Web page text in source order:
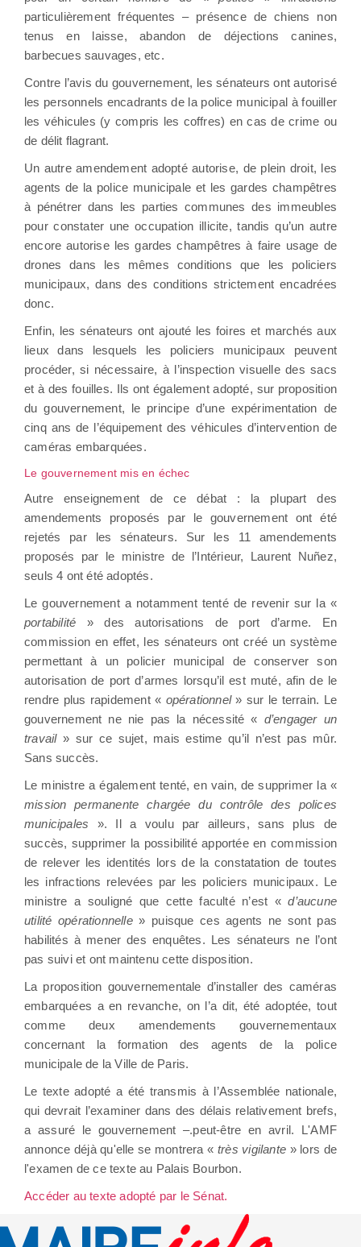
particulièrement fréquentes – présence de chiens non
tenus en laisse, abandon de déjections canines,
barbecues sauvages, etc.
Contre l’avis du gouvernement, les sénateurs ont autorisé
les personnels encadrants de la police municipal à fouiller
les véhicules (y compris les coffres) en cas de crime ou
de délit flagrant.
Un autre amendement adopté autorise, de plein droit, les
agents de la police municipale et les gardes champêtres
à pénétrer dans les parties communes des immeubles
pour constater une occupation illicite, tandis qu’un autre
encore autorise les gardes champêtres à faire usage de
drones dans les mêmes conditions que les policiers
municipaux, dans des conditions strictement encadrées
donc.
Enfin, les sénateurs ont ajouté les foires et marchés aux
lieux dans lesquels les policiers municipaux peuvent
procéder, si nécessaire, à l’inspection visuelle des sacs
et à des fouilles. Ils ont également adopté, sur proposition
du gouvernement, le principe d’une expérimentation de
cinq ans de l’équipement des véhicules d’intervention de
caméras embarquées.
Le gouvernement mis en échec
Autre enseignement de ce débat : la plupart des
amendements proposés par le gouvernement ont été
rejetés par les sénateurs. Sur les 11 amendements
proposés par le ministre de l’Intérieur, Laurent Nuñez,
seuls 4 ont été adoptés.
Le gouvernement a notamment tenté de revenir sur la «
portabilité » des autorisations de port d’arme. En
commission en effet, les sénateurs ont créé un système
permettant à un policier municipal de conserver son
autorisation de port d’armes lorsqu’il est muté, afin de le
rendre plus rapidement « opérationnel» sur le terrain. Le
gouvernement ne nie pas la nécessité « d’engager un
travail» sur ce sujet, mais estime qu’il n’est pas mûr.
Sans succès.
Le ministre a également tenté, en vain, de supprimer la «
mission permanente chargée du contrôle des polices
municipales ». Il a voulu par ailleurs, sans plus de
succès, supprimer la possibilité apportée en commission
de relever les identités lors de la constatation de toutes
les infractions relevées par les policiers municipaux. Le
ministre a souligné que cette faculté n’est «d’aucune
utilité opérationnelle» puisque ces agents ne sont pas
habilités à mener des enquêtes. Les sénateurs ne l’ont
pas suivi et ont maintenu cette disposition.
La proposition gouvernementale d’installer des caméras
embarquées a en revanche, on l’a dit, été adoptée, tout
comme deux amendements gouvernementaux
concernant la formation des agents de la police
municipale de la Ville de Paris.
Le texte adopté a été transmis à l’Assemblée nationale,
qui devrait l’examiner dans des délais relativement brefs,
a assuré le gouvernement –.peut-être en avril. L'AMF
annonce déjà qu'elle se montrera « très vigilante » lors de
l'examen de ce texte au Palais Bourbon.
Accéder au texte adopté par le Sénat.